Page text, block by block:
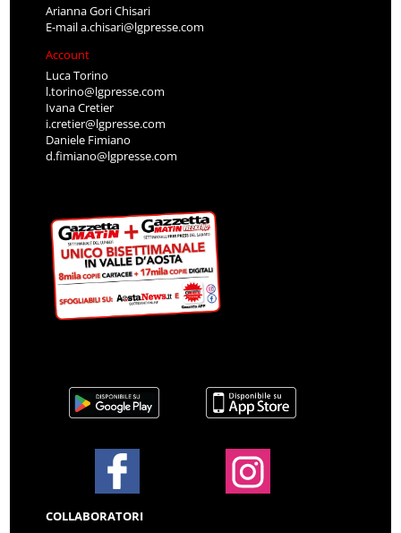
Arianna Gori Chisari
E-maila.chisari@lgpresse.com
Account
Luca Torino
l.torino@lgpresse.com
Ivana Cretier
i.cretier@lgpresse.com
Daniele Fimiano
d.fimiano@lgpresse.com
COLLABORATORI